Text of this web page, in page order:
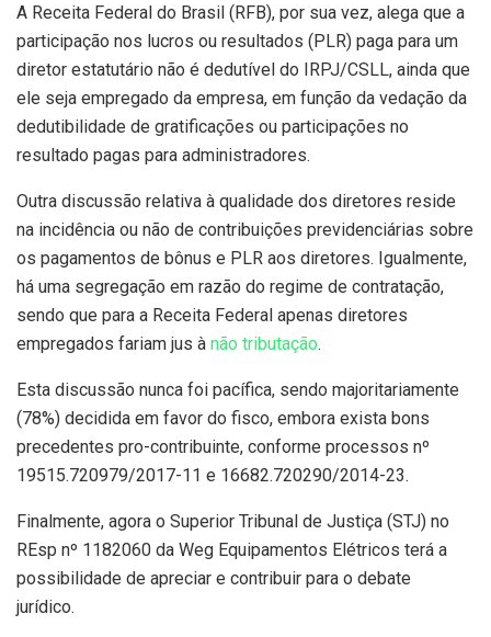
A Receita Federal do Brasil (RFB), por sua vez, alega que a
participação nos lucros ou resultados (PLR) paga para um
diretor estatutário não é dedutível do IRPJ/CSLL, ainda que
ele seja empregado da empresa, em função da vedação da
dedutibilidade de gratificações ou participações no
resultado pagas para administradores.
Outra discussão relativa à qualidade dos diretores reside
na incidência ou não de contribuições previdenciárias sobre
os pagamentos de bônus e PLR aos diretores. Igualmente,
há uma segregação em razão do regime de contratação,
sendo que para a Receita Federal apenas diretores
empregados fariam jus à não tributação.
Esta discussão nunca foi pacífica, sendo majoritariamente
(78%) decidida em favor do fisco, embora exista bons
precedentes pro-contribuinte, conforme processos nº
19515.720979/2017-11 e 16682.720290/2014-23.
Finalmente, agora o Superior Tribunal de Justiça (STJ) no
REsp nº 1182060 da Weg Equipamentos Elétricos terá a
possibilidade de apreciar e contribuir para o debate
jurídico.